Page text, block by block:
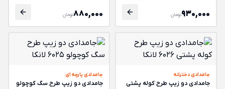
930,000تومان 880,000تومان
جامدادی دخترانه
جامدادی دو زیپ طرح کوله پشتی
جامدادی پارچه ای
جامدادی دو زیپ طرح سگ کوچولو